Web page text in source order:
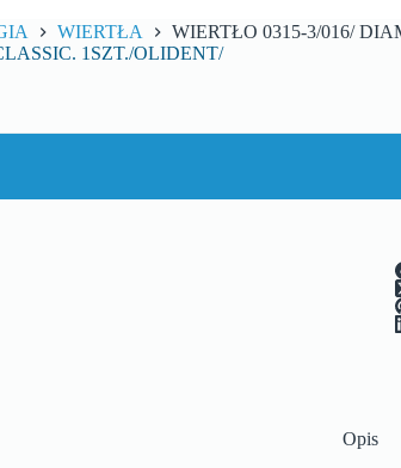
WIERTŁA
WIERTŁO 0315-3/016/
1SZT./OLIDENT/
Opis